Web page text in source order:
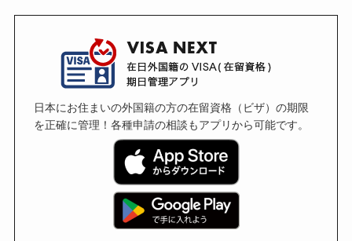
日本にお住まいの外国籍の方の在留資格（ビザ）の期限
を正確に管理！各種申請の相談もアプリから可能です。